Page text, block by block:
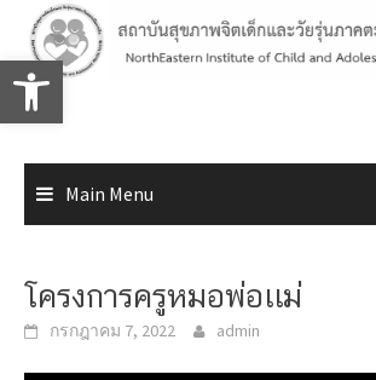
Open toolbar
content
Main Menu
โครงการครูหมอพ่อเเม่
กรกฎาคม 7, 2022 admin